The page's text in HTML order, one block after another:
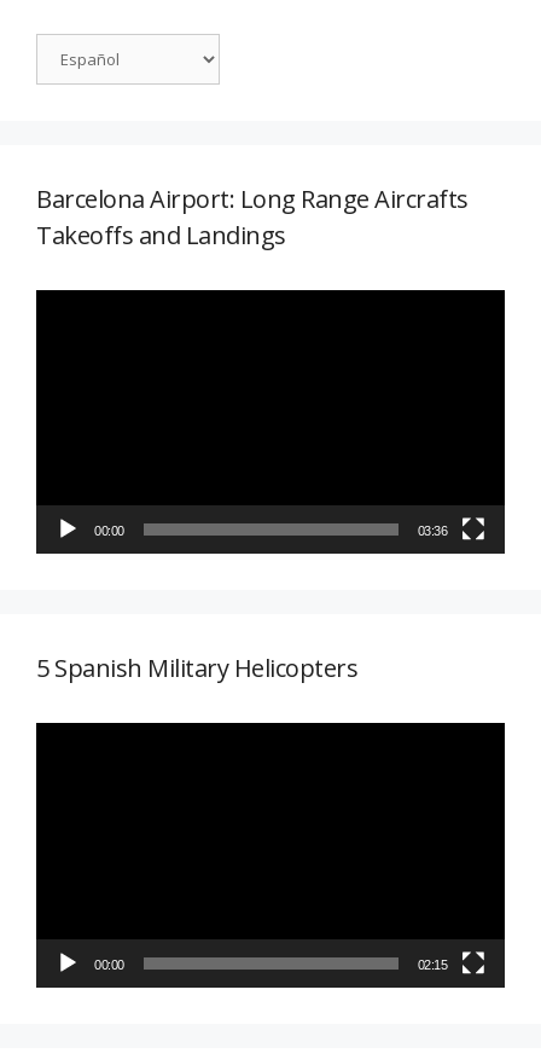
Barcelona Airport: Long Range Aircrafts
Takeoffs and Landings
00:00 03:36
5 Spanish Military Helicopters
00:00 02:15